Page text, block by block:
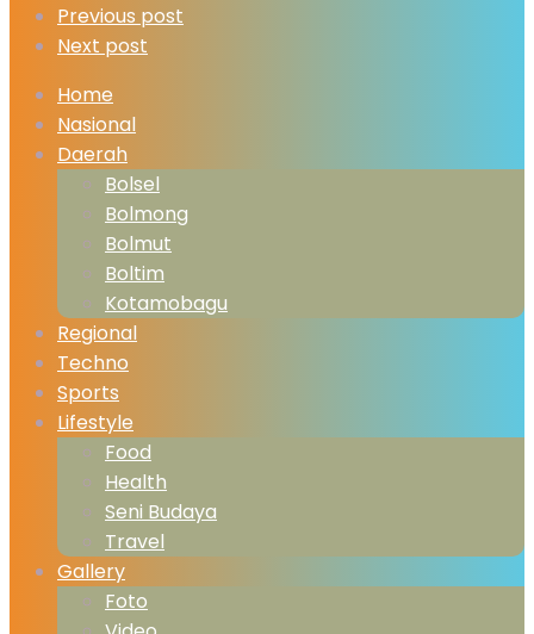
Previous post
Next post
Home
Nasional
Daerah
Bolsel
Bolmong
Bolmut
Boltim
Kotamobagu
Regional
Techno
Sports
Lifestyle
Food
Health
Seni Budaya
Travel
Gallery
Foto